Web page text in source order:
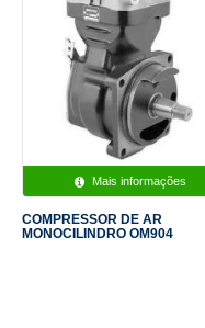
Mais informações
COMPRESSOR DE AR
MONOCILINDRO OM904